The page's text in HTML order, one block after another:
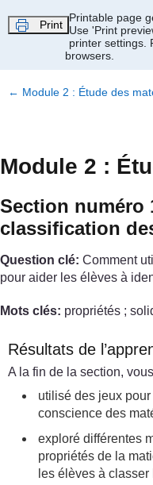
Print
Printable page
Use 'Print
printer settings.
browsers.
← Module 2 : Étude des
Module 2 :
Section numéro
classification
Question clé: Comment
pour aider les élèves à
Mots clés: propriétés ;
Résultats de
A la fin de la section,
utilisé des jeux
conscience des
exploré différentes
propriétés de la
les élèves à